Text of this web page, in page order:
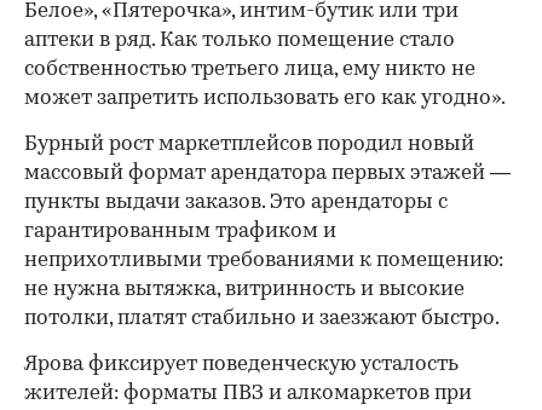
Белое», «Пятерочка», интим-бутик или три
аптеки в ряд. Как только помещение стало
собственностью третьего лица, ему никто не
может запретить использовать его как угодно».
Бурный рост маркетплейсов породил новый
массовый формат арендатора первых этажей —
пункты выдачи заказов. Это арендаторы с
гарантированным трафиком и
неприхотливыми требованиями к помещению:
не нужна вытяжка, витринность и высокие
потолки, платят стабильно и заезжают быстро.
Ярова фиксирует поведенческую усталость
жителей: форматы ПВЗ и алкомаркетов при